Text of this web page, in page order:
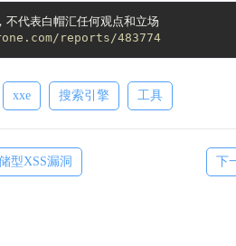
不代表白帽汇任何观点和立场
reports/483774
xxe 搜索引擎 工具
存储型XSS漏洞